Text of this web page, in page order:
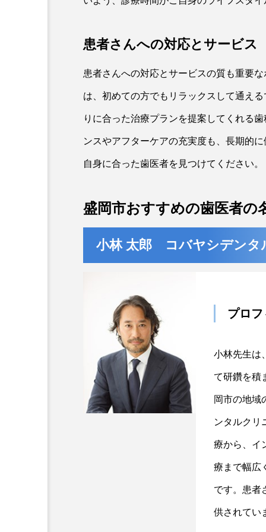
患者さんへの対応とサービス
患者さんへの対応とサービスの質も重要
は、初めての方でもリラックスして通え
りに合った治療プランを提案してくれる
ンスやアフターケアの充実度も、長期的
自身に合った歯医者を見つけてください。
盛岡市おすすめの歯医者の
小林 太郎 コバヤシデンタ
プロ
小林先生は
て研鑽を積
岡市の地域
ンタルクリ
療から、イ
療まで幅広
です。患者
供されてい